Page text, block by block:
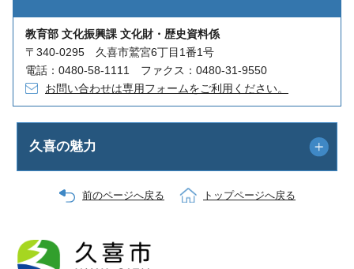
教育部 文化振興課 文化財・歴史資料係
〒340-0295 久喜市鷲宮6丁目1番1号
電話：0480-58-1111 ファクス：0480-31-9550
お問い合わせは専用フォームをご利用ください。
久喜の魅力
前のページへ戻る トップページへ戻る